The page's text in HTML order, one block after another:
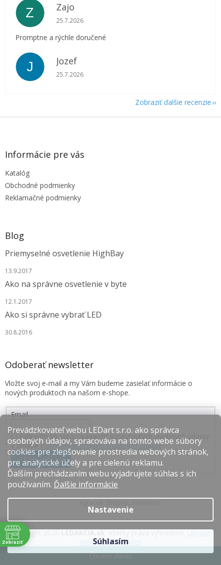
Prevádzkovateľ webu LEDart s.r.o. ako správca
osobných údajov, spracováva na tomto webe súbory
cookies pre zlepšovanie prostredia webových stránok,
pre analytické účely a pre cielenú reklamu.
Ďalším prechádzaním webu vyjadrujete súhlas s ich
používaním. Ďalšie informácie
Nastavenie
Súhlasím
Z Zajo
Hodnotenie obchodu je 5 z 5 hviezdičiek.
25.7.2026
Promptne a rýchle doručené
J Jozef
Hodnotenie obchodu je 5 z 5 hviezdičiek.
25.7.2026
Zobraziť ďalšie recenzie
Z
Informácie pre vás
Katalóg
Obchodné podmienky
Reklamačné podmienky
Blog
Priemyselné osvetlenie HighBay
13.9.2017
Ako na správne osvetlenie v byte
12.1.2017
Ako si správne vybrať LED
30.8.2016
Odoberať newsletter
Vložte svoj e-mail a my Vám budeme zasielať informácie o
nových produktoch na našom e-shope.
Email
Súhlasím so spracovávaním poskytnutých osobných údajov
v zmysle Podmienok ochrany osobných údajov.
PRIHLÁSIŤ SA
Copyright 2026LEDAKCIA.sk. Všetky práva vyhradené.Upraviť
nastavenie cookies
Zobraziť
Chcem zľavu!